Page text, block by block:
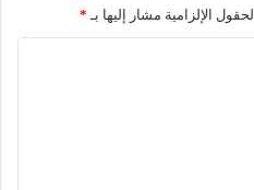
الحقول الإلزامية مشار إليها بـ *